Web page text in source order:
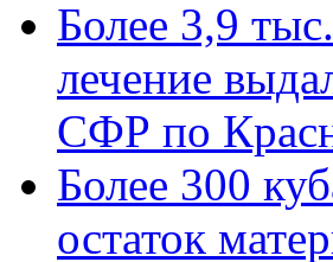
Более 3,9
лечение
СФР по
Более 300
остаток